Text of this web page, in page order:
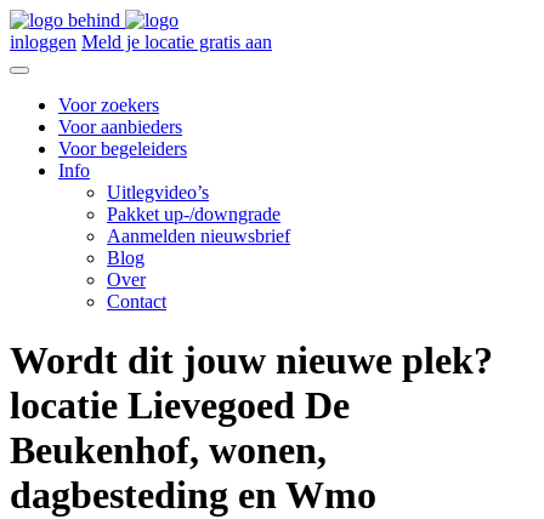
inloggen Meld je locatie gratis aan
Voor zoekers
Voor aanbieders
Voor begeleiders
Info
Uitlegvideo’s
Pakket up-/downgrade
Aanmelden nieuwsbrief
Blog
Over
Contact
Wordt dit jouw nieuwe plek?
locatie Lievegoed De
Beukenhof, wonen,
dagbesteding en Wmo